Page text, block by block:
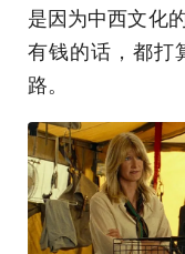
是因为中西文化
有钱的话，都打
路。